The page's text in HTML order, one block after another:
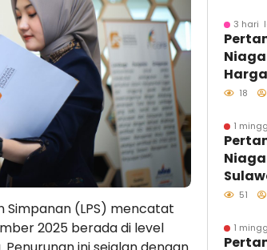
Simpanan (LPS) mencatat
2025 berada di level
3 hari
18
1
51
1